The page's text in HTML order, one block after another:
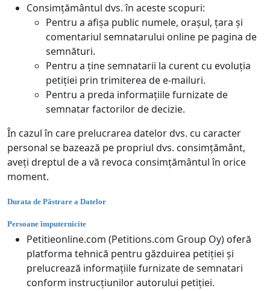
Consimțământul dvs. în aceste scopuri:
Pentru a afișa public numele, orașul, țara și
comentariul semnatarului online pe pagina de
semnături.
Pentru a ține semnatarii la curent cu evoluția
petiției prin trimiterea de e-mailuri.
Pentru a preda informațiile furnizate de
semnatar factorilor de decizie.
În cazul în care prelucrarea datelor dvs. cu caracter
personal se bazează pe propriul dvs. consimțământ,
aveți dreptul de a vă revoca consimțământul în orice
moment.
Durata de Păstrare a Datelor
Persoane împuternicite
Petitieonline.com (Petitions.com Group Oy) oferă
platforma tehnică pentru găzduirea petiției și
prelucrează informațiile furnizate de semnatari
conform instrucțiunilor autorului petiției.